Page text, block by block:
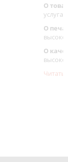
О
услуга
О
О
Читать